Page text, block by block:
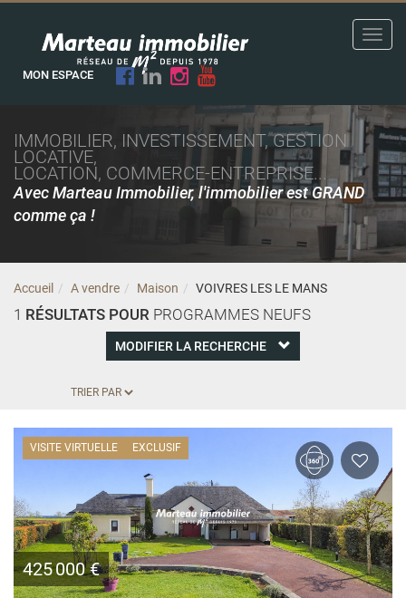
MON ESPACE
IMMOBILIER, INVESTISSEMENT, GESTION
LOCATIVE,
LOCATION, COMMERCE-ENTREPRISE...
Avec Marteau Immobilier, l'immobilier est GRAND
comme ça !
Accueil A vendre Maison VOIVRES LES LE MANS
1 RÉSULTATS POUR PROGRAMMES NEUFS
MODIFIER LA RECHERCHE
VISITE VIRTUELLE EXCLUSIF
425 000 €